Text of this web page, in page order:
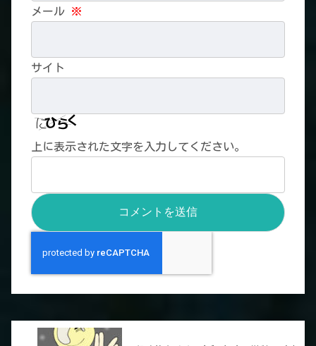
メール ※
サイト
上に表示された文字を入力してください。